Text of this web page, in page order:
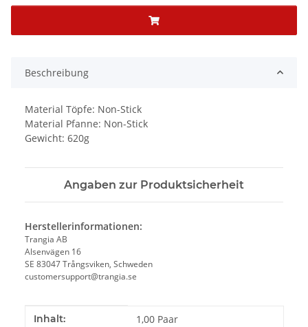
Beschreibung
Material Töpfe: Non-Stick
Material Pfanne: Non-Stick
Gewicht: 620g
Angaben zur Produktsicherheit
Herstellerinformationen:
Trangia AB
Alsenvägen 16
SE 83047 Trångsviken, Schweden
customersupport@trangia.se
Produkteigenschaft
Wert
Inhalt: 1,00 Paar